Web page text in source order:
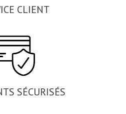
CLIENT
SÉCURISÉS